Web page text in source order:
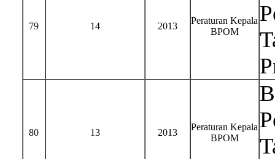
79 14 2013
Peraturan Kepala
BPOM
80 13 2013
Peraturan Kepala
BPOM